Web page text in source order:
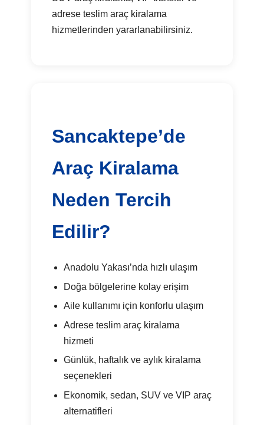
adrese teslim araç kiralama
hizmetlerinden yararlanabilirsiniz.
Sancaktepe’de
Araç Kiralama
Neden Tercih
Edilir?
Anadolu Yakası’nda hızlı ulaşım
Doğa bölgelerine kolay erişim
Aile kullanımı için konforlu ulaşım
Adrese teslim araç kiralama
hizmeti
Günlük, haftalık ve aylık kiralama
seçenekleri
Ekonomik, sedan, SUV ve VIP araç
alternatifleri